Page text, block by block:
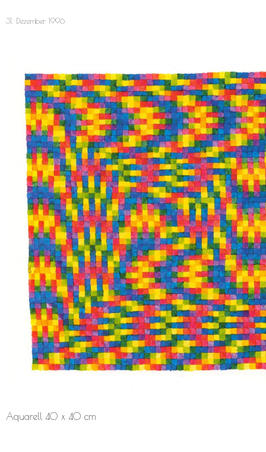
31. Dezember 1996
Aquarell 40 x 40 cm